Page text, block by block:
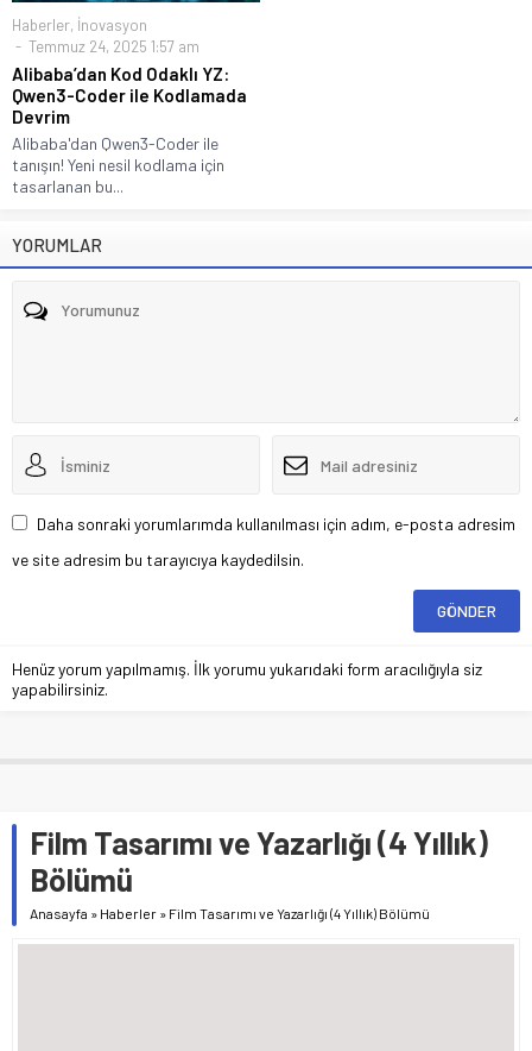
Haberler, İnovasyon
Temmuz 24, 2025 1:57 am
Alibaba’dan Kod Odaklı YZ:
Qwen3-Coder ile Kodlamada
Devrim
Alibaba'dan Qwen3-Coder ile
tanışın! Yeni nesil kodlama için
tasarlanan bu...
YORUMLAR
Daha sonraki yorumlarımda kullanılması için adım, e-posta adresim
ve site adresim bu tarayıcıya kaydedilsin.
Henüz yorum yapılmamış. İlk yorumu yukarıdaki form aracılığıyla siz
yapabilirsiniz.
Film Tasarımı ve Yazarlığı (4 Yıllık)
Bölümü
Anasayfa » Haberler » Film Tasarımı ve Yazarlığı (4 Yıllık) Bölümü